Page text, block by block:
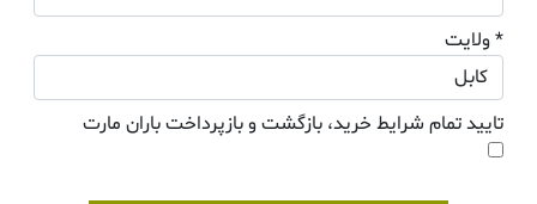
* ولایت
تایید تمام شرایط خرید، بازگشت و بازپرداخت باران مارت